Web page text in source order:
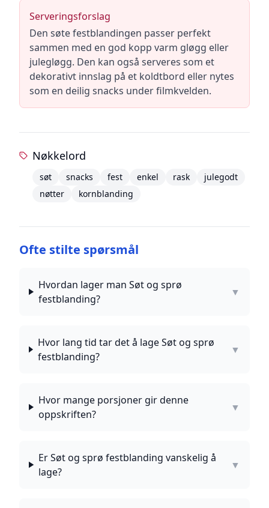
Serveringsforslag
Den søte festblandingen passer perfekt
sammen med en god kopp varm gløgg eller
julegløgg. Den kan også serveres som et
dekorativt innslag på et koldtbord eller nytes
som en deilig snacks under filmkvelden.
Nøkkelord
søt snacks fest enkel rask
julegodt
nøtter
kornblanding
Ofte stilte spørsmål
Hvordan lager man Søt og sprø
festblanding?
▼
Hvor lang tid tar det å lage Søt og sprø
festblanding?
▼
Hvor mange porsjoner gir denne
oppskriften?
▼
Er Søt og sprø festblanding vanskelig å
lage?
▼